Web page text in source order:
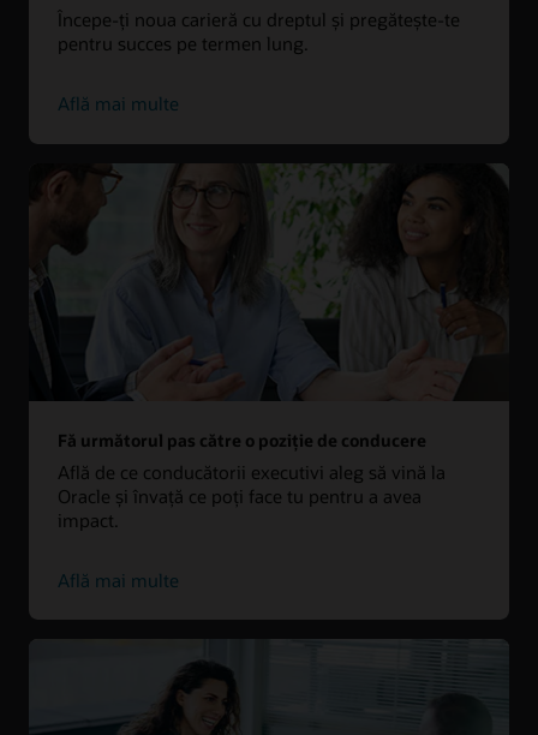
Începe-ți noua carieră cu dreptul și pregătește-te
pentru succes pe termen lung.
Află mai multe
Fă următorul pas către o poziție de conducere
Află de ce conducătorii executivi aleg să vină la
Oracle și învață ce poți face tu pentru a avea
impact.
Află mai multe